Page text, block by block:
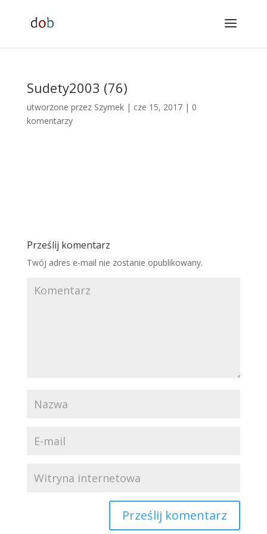
Sudety2003 (76)
utworzone przez Szymek| cze 15, 2017| 0
komentarzy
Prześlij komentarz
Twój adres e-mail nie zostanie opublikowany.